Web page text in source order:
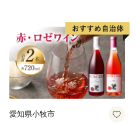
愛知県小牧市